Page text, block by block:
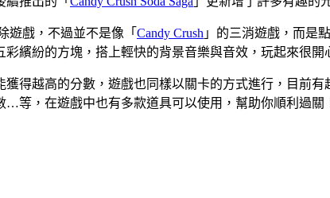
遊戲，不過並不是像「 Candy Crush 」的三消遊戲，而是
繽紛的方塊，搭上輕快的背景音樂與音效，玩起來很開
得越高的分數，遊戲也同樣以關卡的方式進行，目前
…等，在遊戲中也有多款道具可以使用，幫助你順利過